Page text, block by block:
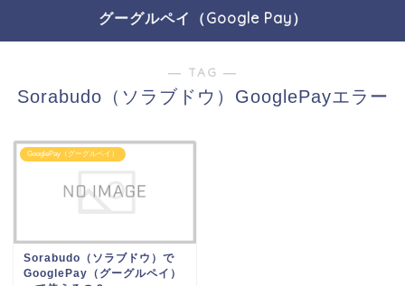
グーグルペイ（Google Pay）
― TAG ―
Sorabudo（ソラブドウ）GooglePayエラー
GooglePay（グーグルペイ）
Sorabudo（ソラブドウ）で
GooglePay（グーグルペイ）